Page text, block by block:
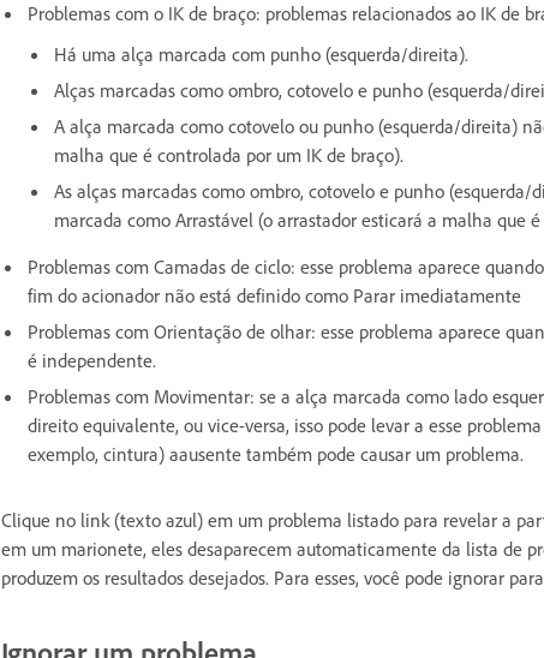
Problemas com o IK de braço: problemas relacionados ao IK de
Há uma alça marcada com punho (esquerda/direita).
Alças marcadas como ombro, cotovelo e punho (esquerda/
A alça marcada como cotovelo ou punho (esquerda/direita)
malha que é controlada por um IK de braço).
As alças marcadas como ombro, cotovelo e punho
marcada como Arrastável (o arrastador esticará a malha que
Problemas com Camadas de ciclo: esse problema aparece
fim do acionador não está definido como Parar imediatamente
Problemas com Orientação de olhar: esse problema aparece
é independente.
Problemas com Movimentar: se a alça marcada como lado
direito equivalente, ou vice-versa, isso pode levar a esse
exemplo, cintura) aausente também pode causar um problema.
Clique no link (texto azul) em um problema listado para revelar a
em um marionete, eles desaparecem automaticamente da lista de
produzem os resultados desejados. Para esses, você pode ignorar